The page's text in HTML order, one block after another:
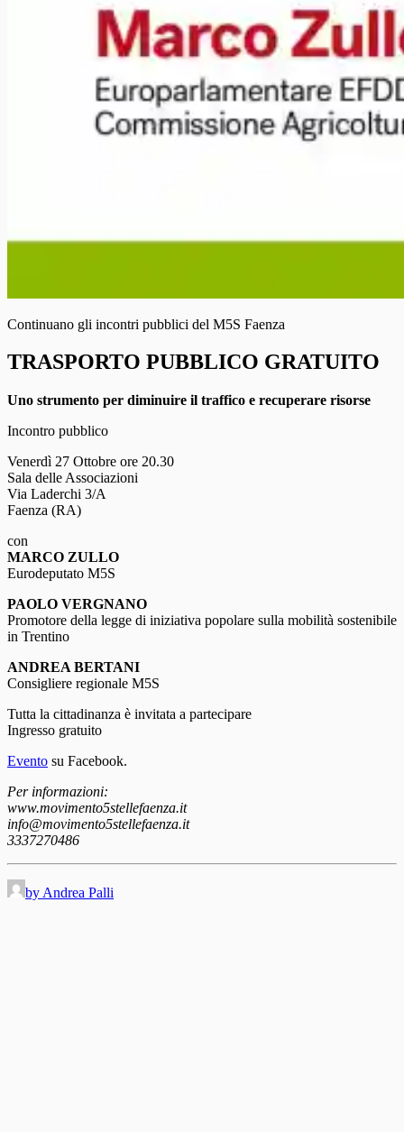
Continuano gli incontri pubblici del M5S Faenza
TRASPORTO PUBBLICO GRATUITO
Uno strumento per diminuire il traffico e recuperare risorse
Incontro pubblico
Venerdì 27 Ottobre ore 20.30
Sala delle Associazioni
Via Laderchi 3/A
Faenza (RA)
con
MARCO ZULLO
Eurodeputato M5S
PAOLO VERGNANO
Promotore della legge di iniziativa popolare sulla mobilità sostenibile
in Trentino
ANDREA BERTANI
Consigliere regionale M5S
Tutta la cittadinanza è invitata a partecipare
Ingresso gratuito
Evento su Facebook.
Per informazioni:
www.movimento5stellefaenza.it
info@movimento5stellefaenza.it
3337270486
by Andrea Palli